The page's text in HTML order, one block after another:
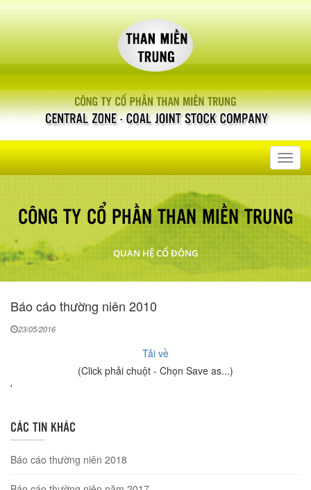
CÔNG TY CỔ PHẦN THAN MIỀN TRUNG
QUAN HỆ CỔ ĐÔNG
Báo cáo thường niên 2010
23/05/2016
Tải về
(Click phải chuột - Chọn Save as...)
'
CÁC TIN KHÁC
Báo cáo thường niên 2018